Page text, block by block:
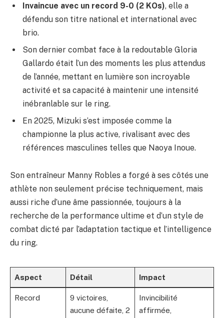
Invaincue avec un record 9-0 (2 KOs), elle a
défendu son titre national et international avec
brio.
Son dernier combat face à la redoutable Gloria
Gallardo était l’un des moments les plus attendus
de l’année, mettant en lumière son incroyable
activité et sa capacité à maintenir une intensité
inébranlable sur le ring.
En 2025, Mizuki s’est imposée comme la
championne la plus active, rivalisant avec des
références masculines telles que Naoya Inoue.
Son entraîneur Manny Robles a forgé à ses côtés une
athlète non seulement précise techniquement, mais
aussi riche d’une âme passionnée, toujours à la
recherche de la performance ultime et d’un style de
combat dicté par l’adaptation tactique et l’intelligence
du ring.
Aspect Détail Impact
Record
9 victoires,
aucune défaite, 2
Invincibilité
affirmée,